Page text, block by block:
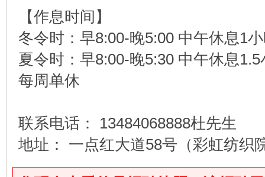
【作息时间】
冬令时：早8:00-晚5:00 中午休息1
夏令时：早8:00-晚5:30 中午休息1.5
每周单休
联系电话： 13484068888杜先生
地址： 一点红大道58号（彩虹纺织